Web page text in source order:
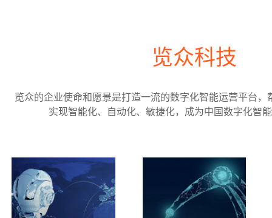
览众科技
览众的企业使命和愿景是打造一流的数字化智能运营平台
实现智能化、自动化、敏捷化，成为中国数字化智